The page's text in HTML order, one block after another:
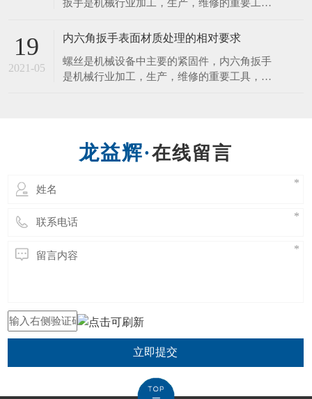
亮度，在外加直流电的作用下，使带电粒子在